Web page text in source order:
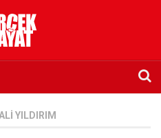
YILDIRIM